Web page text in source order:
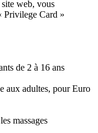
web, vous
Privilege Card »
de 2 à 16 ans
aux adultes, pour Euro
massages